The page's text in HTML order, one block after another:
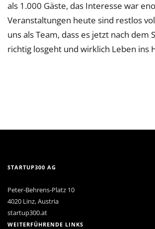
als 1.000 Gäste, das Interesse war
Veranstaltungen heute sind restlos
uns als Team, dass es jetzt nach dem
richtig losgeht und wirklich Leben ins
STARTUP300 AG
Peter-Behrens-Platz 10
4020 Linz, Austria
startup300.at
WEITERFÜHRENDE LINKS